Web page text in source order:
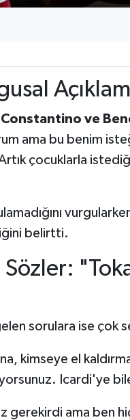
ve
ama bu benim
çocuklarla
belirtti.
sorulara ise çok
kimseye el
Icardi'ye
gerekirdi ama ben